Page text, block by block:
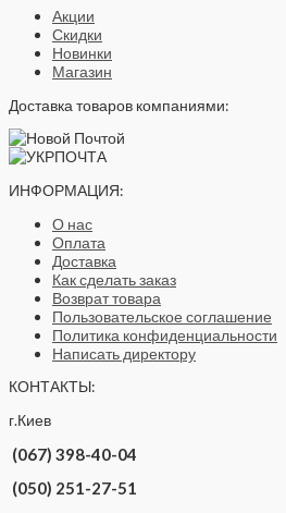
Акции
Скидки
Новинки
Магазин
Доставка товаров компаниями:
ИНФОРМАЦИЯ:
О нас
Оплата
Доставка
Как сделать заказ
Возврат товара
Пользовательское соглашение
Политика конфиденциальности
Написать директору
КОНТАКТЫ:
г.Киев
(067) 398-40-04
(050) 251-27-51